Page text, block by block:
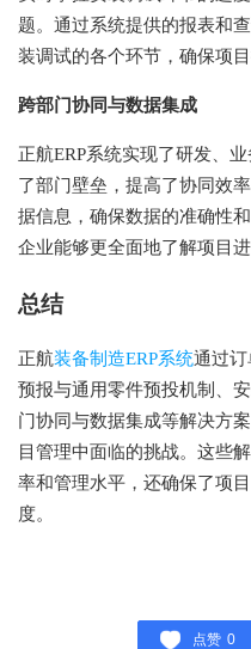
题。通过系统提供的报表和
装调试的各个环节，确保项目
跨部门协同与数据集成
正航ERP系统实现了研发、
了部门壁垒，提高了协同效
据信息，确保数据的准确性
企业能够更全面地了解项目
总结
正航装备制造ERP系统通过
预报与通用零件预投机制、
门协同与数据集成等解决方
目管理中面临的挑战。这些
率和管理水平，还确保了项
度。
点赞 0